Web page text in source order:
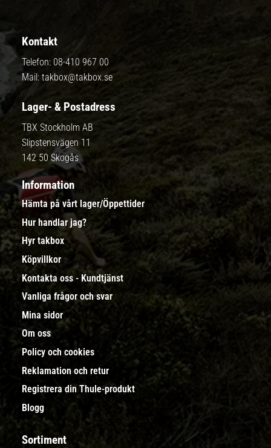
Kontakt
Telefon: 08-410 967 00
Mail: takbox@takbox.se
Lager- & Postadress
TBX Stockholm AB
Slipstensvägen 11
142 50 Skogås
Information
Hämta på vårt lager/Öppettider
Hur handlar jag?
Hyr takbox
Köpvillkor
Kontakta oss - Kundtjänst
Vanliga frågor och svar
Mina sidor
Om oss
Policy och cookies
Reklamation och retur
Registrera din Thule-produkt
Blogg
Sortiment